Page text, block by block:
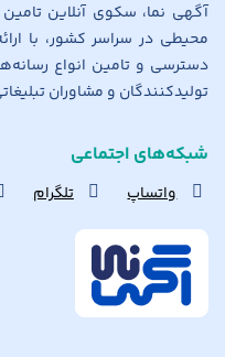
آگهی نما، سکوی آنلاین
محیطی در سراسر کشور، با
دسترسی و تامین انواع
تولیدکنندگان و مشاوران
شبکه‌های اجتماعی
واتساپ تلگرام